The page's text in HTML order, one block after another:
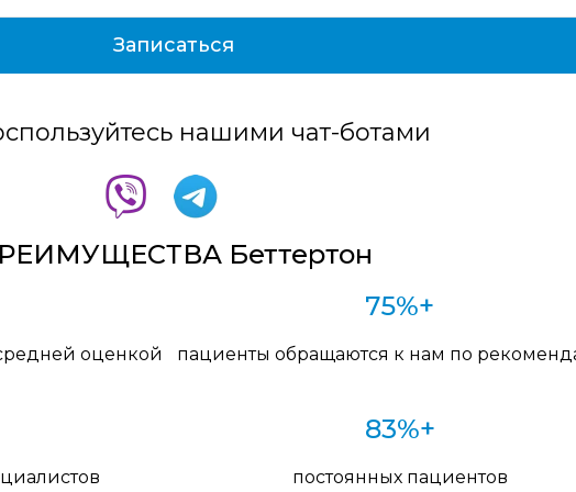
нашими чат-ботами
Беттертон
оценкой
75%+
пациенты обращаются к нам по
83%+
постоянных пациентов